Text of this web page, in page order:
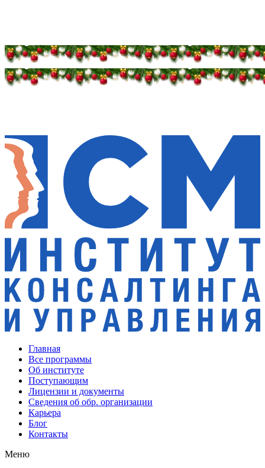
Главная
Все программы
Об институте
Поступающим
Лицензии и документы
Сведения об обр. организации
Карьера
Блог
Контакты
Меню